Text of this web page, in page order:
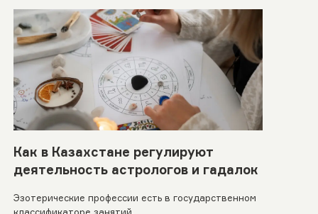
Как в Казахстане регулируют
деятельность астрологов и гадалок
Эзотерические профессии есть в государственном